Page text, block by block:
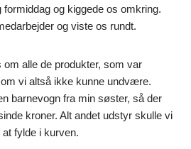
og kiggede os omkring.
og viste os rundt.
om alle de produkter, som var
vi altså ikke kunne undvære.
barnevogn fra min søster, så der
kroner. Alt andet udstyr skulle vi
fylde i kurven.